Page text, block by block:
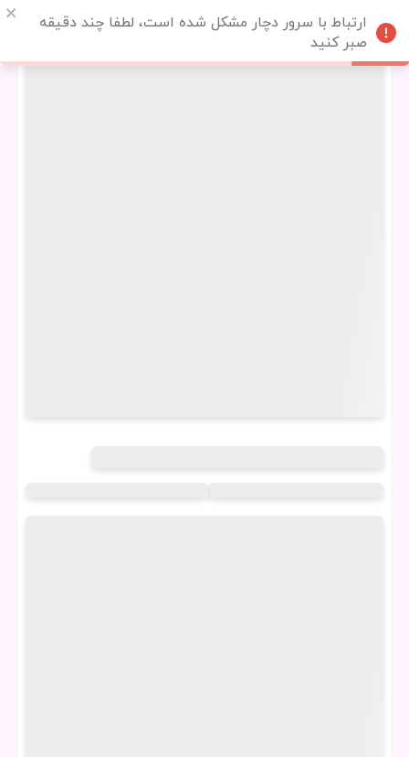
ارتباط با سرور دچار مشکل شده است، لطفا چند دقیقه
صبر کنید